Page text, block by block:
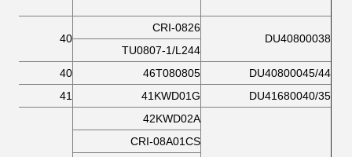
DU40800038
CRI-0826
40
TU0807-1/L244
DU40800045/44
46T080805
40
DU41680040/35
41KWD01G
41
42KWD02A
CRI-08A01CS